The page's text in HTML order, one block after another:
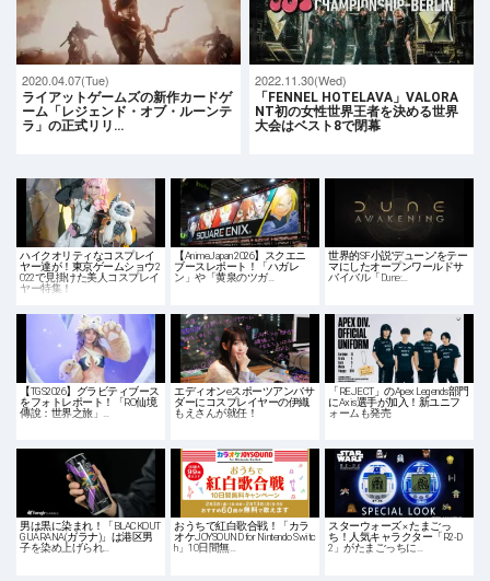
2020.04.07(Tue)
ライアットゲームズの新作カードゲ
ーム「レジェンド・オブ・ルーンテ
ラ」の正式リリ…
2022.11.30(Wed)
「FENNEL HOTELAVA」VALORA
NT初の女性世界王者を決める世界
大会はベスト8で閉幕
ハイクオリティなコスプレイ
ヤー達が！東京ゲームショウ2
022で見掛けた美人コスプレイ
ヤー特集！
【AnimeJapan 2026】スクエニ
ブースレポート！「ハガレ
ン」や「黄泉のツガ…
世界的SF小説“デューン”をテー
マにしたオープンワールドサ
バイバル「Dune:…
【TGS2026】グラビティブース
をフォトレポート！「RO仙境
傳說：世界之旅」…
エディオンeスポーツアンバサ
ダーにコスプレイヤーの伊織
もえさんが就任！
「REJECT」のApex Legends部門
にAxis選手が加入！新ユニフ
ォームも発売
男は黒に染まれ！「BLACKOUT
GUARANA(ガラナ)」は港区男
子を染め上げられ…
おうちで紅白歌合戦！「カラ
オケJOYSOUND for Nintendo Switc
h」10日間無…
スターウォーズ × たまごっ
ち！人気キャラクター「R2-D
2」がたまごっちに…